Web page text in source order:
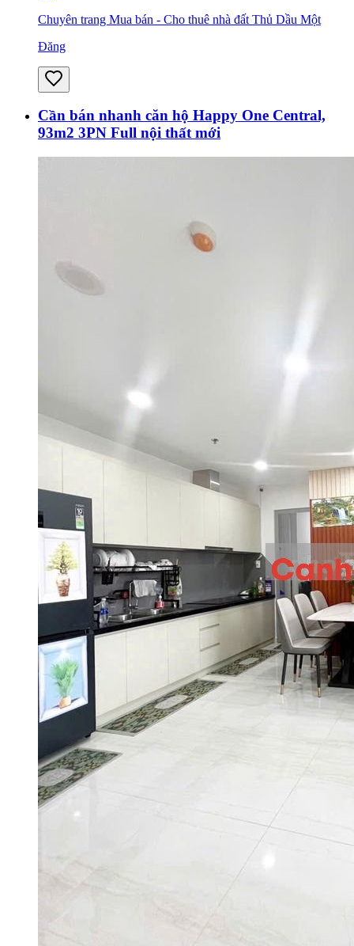
Chuyên trang Mua bán - Cho thuê nhà đất Thủ Dầu Một
Đăng
Cần bán nhanh căn hộ Happy One Central,
93m2 3PN Full nội thất mới